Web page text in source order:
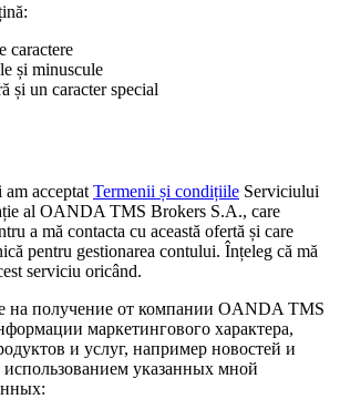
caractere
și minuscule
și un caracter special
acceptat Termenii și condițiile Serviciului
al OANDA TMS Brokers S.A., care
a mă contacta cu această ofertă și care
pentru gestionarea contului. Înțeleg că mă
serviciu oricând.
на получение от компании OANDA TMS
маркетингового характера,
и услуг, например новостей и
указанных мной